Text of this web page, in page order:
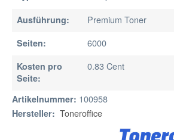
Ausführung: Premium Toner
Seiten: 6000
Kosten pro
Seite:
0.83 Cent
Artikelnummer: 100958
Hersteller: Toneroffice